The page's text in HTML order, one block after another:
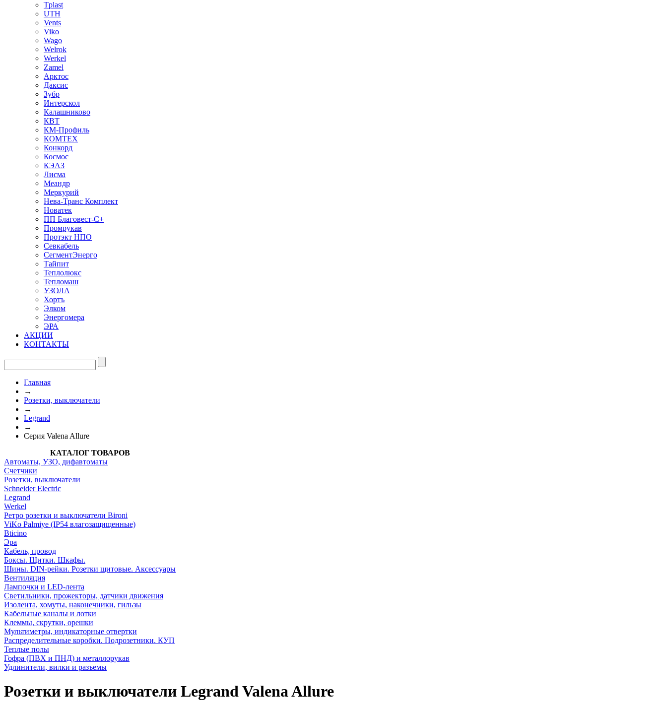
Tplast
UTH
Vents
Viko
Wago
Welrok
Werkel
Zamel
Арктос
Даксис
Зубр
Интерскол
Калашниково
КВТ
КМ-Профиль
КОМТЕХ
Конкорд
Космос
КЭАЗ
Лисма
Меандр
Меркурий
Нева-Транс Комплект
Новатек
ПП Благовест-С+
Промрукав
Протэкт НПО
Севкабель
СегментЭнерго
Тайпит
Теплолюкс
Тепломаш
УЗОЛА
Хортъ
Элком
Энергомера
ЭРА
АКЦИИ
КОНТАКТЫ
Главная
→
Розетки, выключатели
→
Legrand
→
Серия Valena Allure
КАТАЛОГ ТОВАРОВ
Автоматы, УЗО, дифавтоматы
Счетчики
Розетки, выключатели
Schneider Electric
Legrand
Werkel
Ретро розетки и выключатели Bironi
ViKo Palmiye (IP54 влагозащищенные)
Bticino
Эра
Кабель, провод
Боксы. Щитки. Шкафы.
Шины. DIN-рейки. Розетки щитовые. Аксессуары
Вентиляция
Лампочки и LED-лента
Светильники, прожекторы, датчики движения
Изолента, хомуты, наконечники, гильзы
Кабельные каналы и лотки
Клеммы, скрутки, орешки
Мультиметры, индикаторные отвертки
Распределительные коробки. Подрозетники. КУП
Теплые полы
Гофра (ПВХ и ПНД) и металлорукав
Удлинители, вилки и разъемы
Розетки и выключатели Legrand Valena Allure